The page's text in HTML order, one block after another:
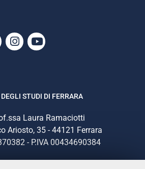
Instagram
Youtube
STUDI DI FERRARA
Laura Ramaciotti
Ariosto, 35 - 44121 Ferrara
- P.IVA 00434690384